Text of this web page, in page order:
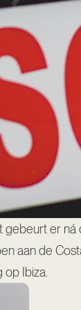
er
aan de
Ibiza.